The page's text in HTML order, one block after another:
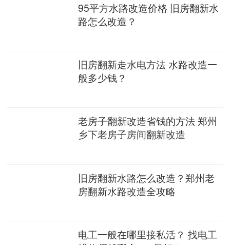
95平方水路改造价格 旧房翻新水
路怎么改造？
旧房翻新走水电方法 水路改造一
般多少钱？
老房子翻新改造省钱的方法 郑州
乡下老房子房间翻新改造
旧房翻新水路怎么改造？郑州老
房翻新水路改造全攻略
电工一般在哪里接私活？ 找电工